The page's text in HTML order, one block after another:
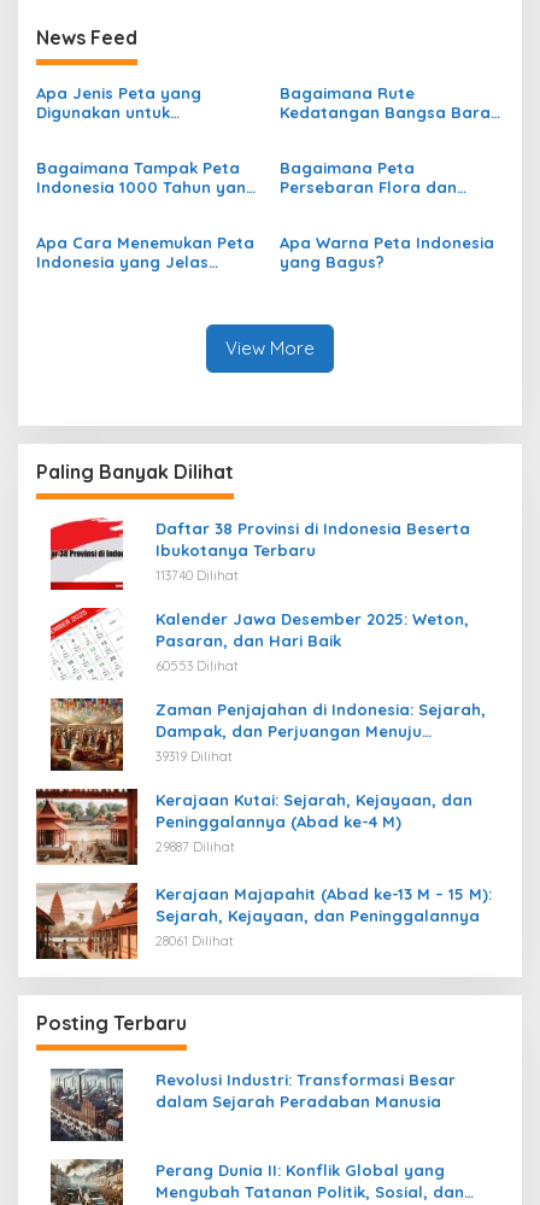
News Feed
Apa Jenis Peta yang
Digunakan untuk
Indonesia?
Bagaimana Rute
Kedatangan Bangsa Barat
Bagaimana Tampak Peta
Indonesia 1000 Tahun yang
Bagaimana Peta
Persebaran Flora dan
Apa Cara Menemukan Peta
Indonesia yang Jelas
Apa Warna Peta Indonesia
yang Bagus?
View More
Paling Banyak Dilihat
Daftar 38 Provinsi di Indonesia Beserta
Ibukotanya Terbaru
113740 Dilihat
Kalender Jawa Desember 2025: Weton,
Pasaran, dan Hari Baik
60553 Dilihat
Zaman Penjajahan di Indonesia: Sejarah,
Dampak, dan Perjuangan Menuju
Kemerdekaan
39319 Dilihat
Kerajaan Kutai: Sejarah, Kejayaan, dan
Peninggalannya (Abad ke-4 M)
29887 Dilihat
Kerajaan Majapahit (Abad ke-13 M – 15 M):
Sejarah, Kejayaan, dan Peninggalannya
28061 Dilihat
Posting Terbaru
Revolusi Industri: Transformasi Besar
dalam Sejarah Peradaban Manusia
Perang Dunia II: Konflik Global yang
Mengubah Tatanan Politik, Sosial, dan